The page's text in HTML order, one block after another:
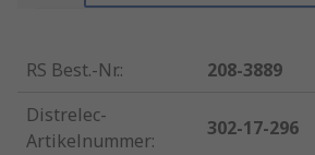
RS Best.-Nr.:
208-3889
Distrelec-
Artikelnummer:
302-17-296